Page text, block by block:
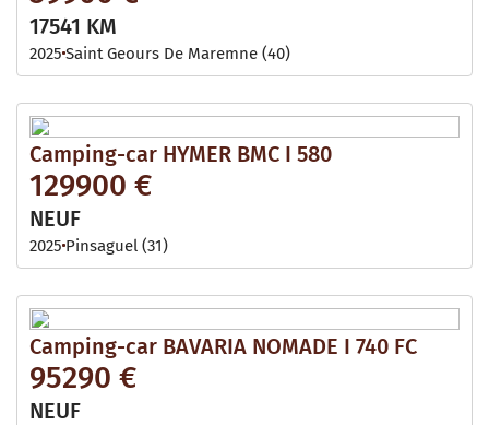
17541 KM
2025 Saint Geours De Maremne (40)
Camping-car HYMER BMC I 580
129900 €
NEUF
2025 Pinsaguel (31)
Camping-car BAVARIA NOMADE I 740 FC
95290 €
NEUF